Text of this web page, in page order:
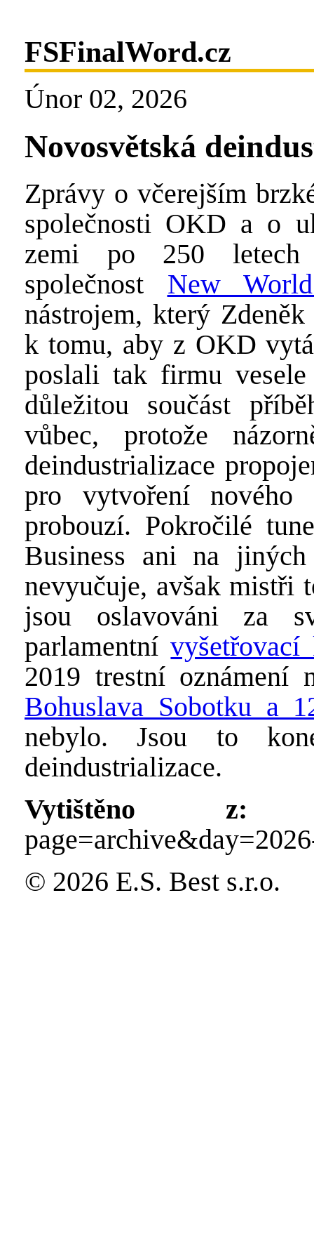
FSFinalWord.cz
Únor 02, 2026
Novosvětská
Zprávy o včerejším
společnosti OKD a o
zemi po 250 letech
společnost New
nástrojem, který
k tomu, aby z OKD
poslali tak firmu
důležitou součást
vůbec, protože
deindustrializace
pro vytvoření nového
probouzí. Pokročilé
Business ani na
nevyučuje, avšak mistři
jsou oslavováni za
parlamentní
2019 trestní oznámení
Bohuslava Sobotku a
nebylo. Jsou to
deindustrializace.
Vytištěno z:
© 2026 E.S. Best s.r.o.